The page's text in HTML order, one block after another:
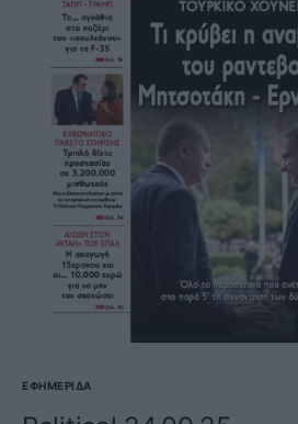
ΕΦΗΜΕΡΊΔΑ